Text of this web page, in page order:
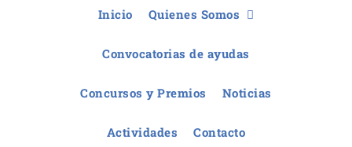
Inicio Quienes Somos
Convocatorias de ayudas
Concursos y Premios Noticias
Actividades Contacto
Premios de